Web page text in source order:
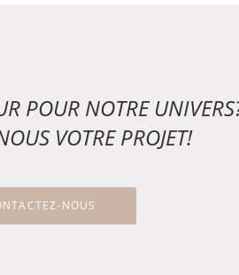
POUR NOTRE
VOTRE PROJET!
NOUS